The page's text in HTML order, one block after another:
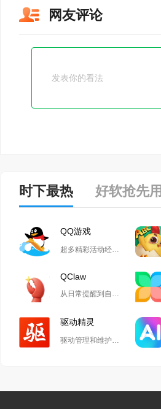
网友评论
时下最热 好软抢先用
QQ游戏
超多精彩活动经典玩法尽在QQ游戏
QClaw
从日常提醒到自动化开发,Qclaw解锁无限可能
驱动精灵
驱动管理和维护工具